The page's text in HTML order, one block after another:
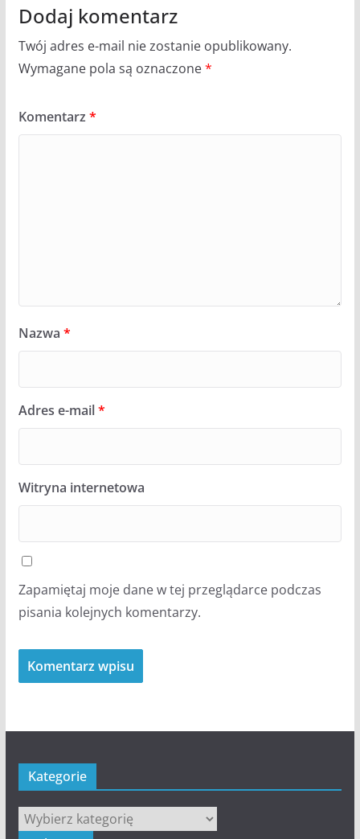
Dodaj komentarz
Twój adres e-mail nie zostanie opublikowany.
Wymagane pola są oznaczone*
Komentarz *
Nazwa *
Adres e-mail*
Witryna internetowa
Zapamiętaj moje dane w tej przeglądarce podczas
pisania kolejnych komentarzy.
Kategorie
Kategorie